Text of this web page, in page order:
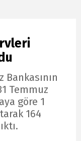
Temmuz
göre 1
164